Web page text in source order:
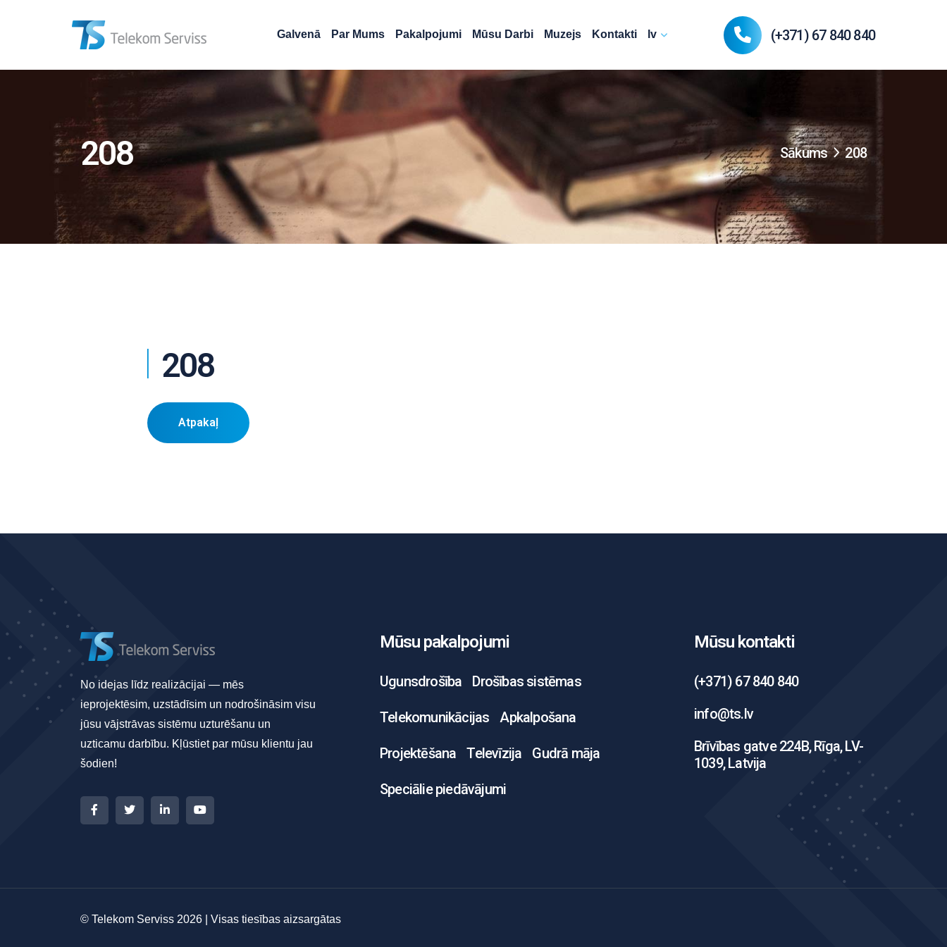
Galvenā Par Mums Pakalpojumi Mūsu Darbi Muzejs Kontakti lv (+371) 67 840 840
208 Sākums 208
208
Atpakaļ
No idejas līdz realizācijai — mēs
ieprojektēsim, uzstādīsim un nodrošināsim visu
jūsu vājstrāvas sistēmu uzturēšanu un
uzticamu darbību. Kļūstiet par mūsu klientu jau
šodien!
Mūsu pakalpojumi
Ugunsdrošība Drošības sistēmas
Telekomunikācijas Apkalpošana
Projektēšana Televīzija Gudrā māja
Speciālie piedāvājumi
Mūsu kontakti
(+371) 67 840 840
info@ts.lv
Brīvības gatve 224B, Rīga, LV-
1039, Latvija
© Telekom Serviss 2026 | Visas tiesības aizsargātas